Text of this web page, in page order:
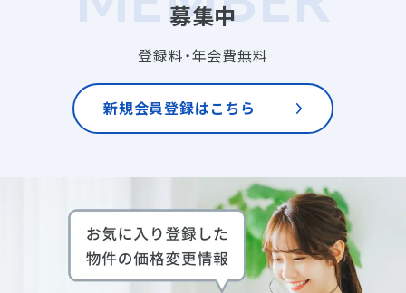
募集中
登録料・年会費無料
新規会員登録はこちら